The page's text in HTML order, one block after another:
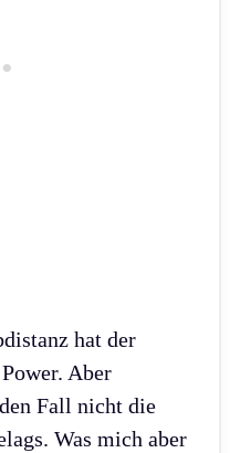
hat der
Aber
Fall nicht die
Was mich aber